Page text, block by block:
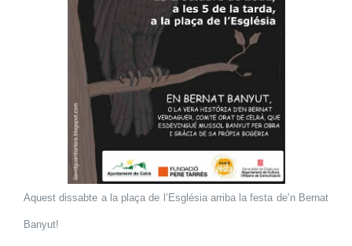
Aquest dissabte a la plaça de l’Església arriba la festa de’n Bernat
Banyut!